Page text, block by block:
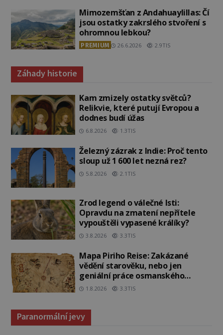
Mimozemšťan z Andahuaylillas: Čí
jsou ostatky zakrslého stvoření s
ohromnou lebkou?
PREMIUM 26.6.2026 2.9TIS
Záhady historie
Kam zmizely ostatky světců?
Relikvie, které putují Evropou a
dodnes budí úžas
6.8.2026 1.3TIS
Železný zázrak z Indie: Proč tento
sloup už 1 600 let nezná rez?
5.8.2026 2.1TIS
Zrod legend o válečné lsti:
Opravdu na zmatení nepřítele
vypouštěli vypasené králíky?
3.8.2026 3.3TIS
Mapa Piriho Reise: Zakázané
vědění starověku, nebo jen
geniální práce osmanského
admirála?
1.8.2026 3.3TIS
Paranormální jevy